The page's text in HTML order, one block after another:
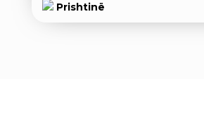
Prishtinë